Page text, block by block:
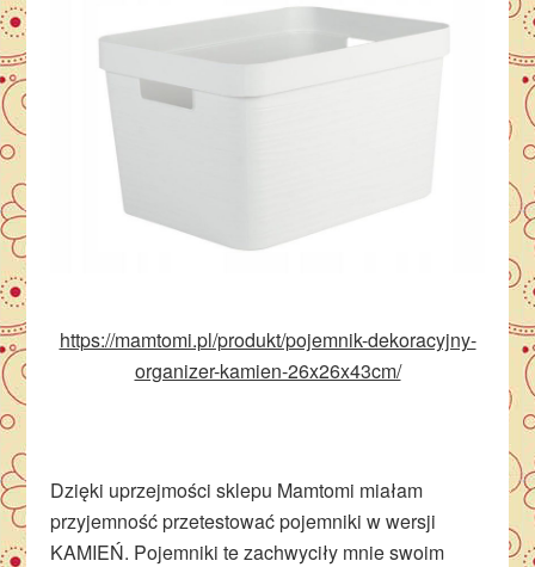
https://mamtomi.pl/produkt/pojemnik-dekoracyjny-
organizer-kamien-26x26x43cm/
Dzięki uprzejmości sklepu Mamtomi miałam
przyjemność przetestować pojemniki w wersji
KAMIEŃ. Pojemniki te zachwyciły mnie swoim